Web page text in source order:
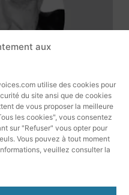
aux
utilise des cookies pour
du site ansi que de cookies
de vous proposer la meilleure
les cookies", vous consentez
sur "Refuser" vous opter pour
Vous pouvez à tout moment
veuillez consulter la
Off Américaine